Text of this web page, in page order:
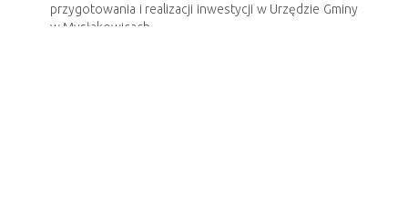
przygotowania i realizacji inwestycji w Urzędzie Gminy
w Mysłakowicach